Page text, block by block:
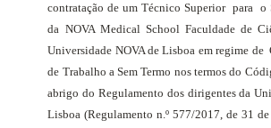
contratação de um Técnico Superior para o
da NOVA Medical School Faculdade de
Universidade NOVA de Lisboa em regime de
de Trabalho a Sem Termo nos termos do
abrigo do Regulamento dos dirigentes da
Lisboa (Regulamento n.º 577/2017, de 31